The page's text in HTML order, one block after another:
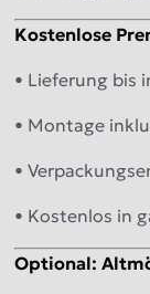
Kostenlose
• Lieferung bis
• Montage
•
• Kostenlos in
Optional: